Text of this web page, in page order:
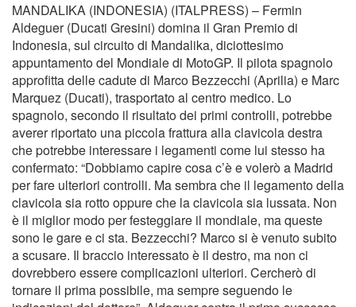
MANDALIKA (INDONESIA) (ITALPRESS) – Fermin
Aldeguer (Ducati Gresini) domina il Gran Premio di
Indonesia, sul circuito di Mandalika, diciottesimo
appuntamento del Mondiale di MotoGP. Il pilota spagnolo
approfitta delle cadute di Marco Bezzecchi (Aprilia) e Marc
Marquez (Ducati), trasportato al centro medico. Lo
spagnolo, secondo il risultato dei primi controlli, potrebbe
averer riportato una piccola frattura alla clavicola destra
che potrebbe interessare i legamenti come lui stesso ha
confermato: “Dobbiamo capire cosa c’è e volerò a Madrid
per fare ulteriori controlli. Ma sembra che il legamento della
clavicola sia rotto oppure che la clavicola sia lussata. Non
è il miglior modo per festeggiare il mondiale, ma queste
sono le gare e ci sta. Bezzecchi? Marco si è venuto subito
a scusare. Il braccio interessato è il destro, ma non ci
dovrebbero essere complicazioni ulteriori. Cercherò di
tornare il prima possibile, ma sempre seguendo le